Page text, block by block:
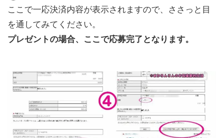
ここで一応決済内容が表示されますので、ささっと目
を通してみてください。
プレゼントの場合、ここで応募完了となります。